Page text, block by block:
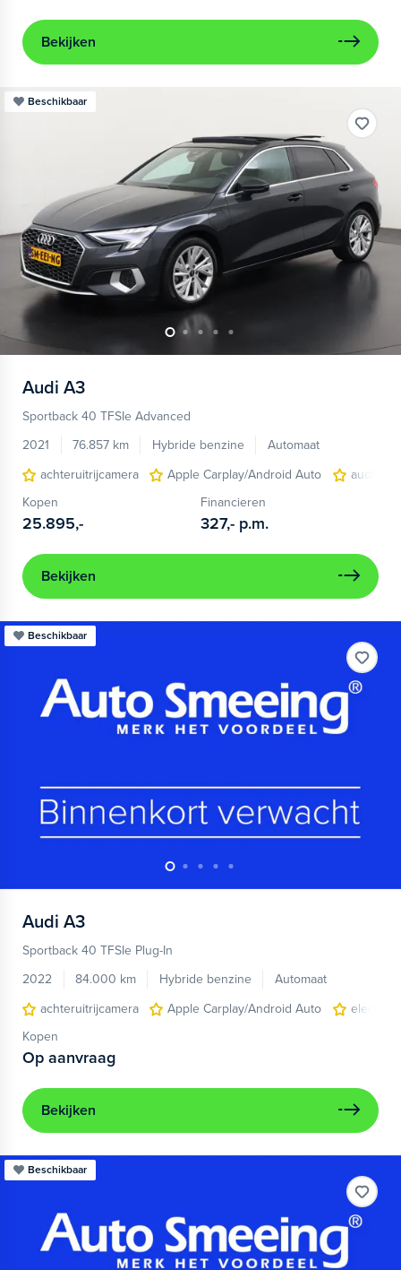
Bekijken
Beschikbaar
Audi A3
Sportback 40 TFSIe Advanced
2021
76.857 km Hybride benzine
Automaat
achteruitrijcamera
Apple Carplay/Android Auto
audio
Kopen
25.895,-
Financieren
327,- p.m.
Bekijken
Beschikbaar
Audi A3
Sportback 40 TFSIe Plug-In
2022
84.000 km Hybride benzine
Automaat
achteruitrijcamera
Apple Carplay/Android Auto
Kopen
Op aanvraag
Bekijken
Beschikbaar